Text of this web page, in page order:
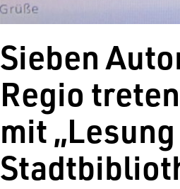
Sieben
Regio
mit